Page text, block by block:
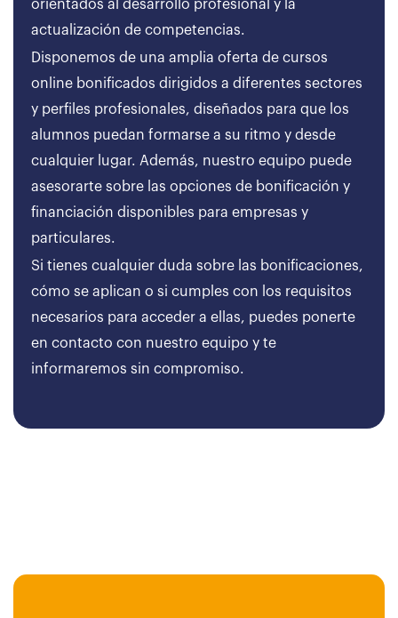
orientados al desarrollo profesional y la
actualización de competencias.
Disponemos de una amplia oferta de cursos
online bonificados dirigidos a diferentes sectores
y perfiles profesionales, diseñados para que los
alumnos puedan formarse a su ritmo y desde
cualquier lugar. Además, nuestro equipo puede
asesorarte sobre las opciones de bonificación y
financiación disponibles para empresas y
particulares.
Si tienes cualquier duda sobre las bonificaciones,
cómo se aplican o si cumples con los requisitos
necesarios para acceder a ellas, puedes ponerte
en contacto con nuestro equipo y te
informaremos sin compromiso.